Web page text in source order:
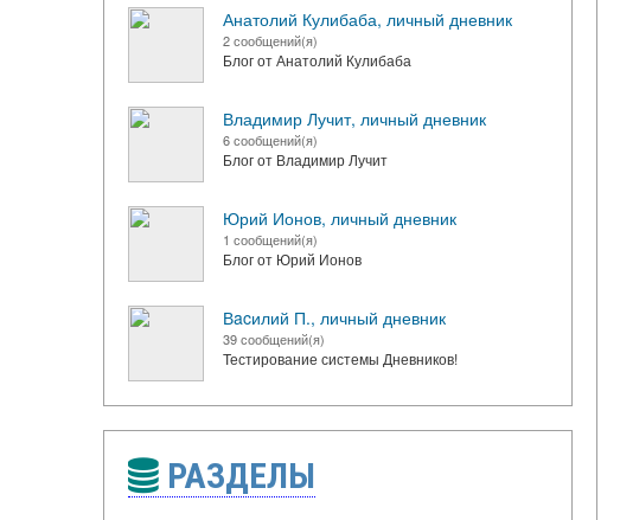
Анатолий Кулибаба, личный дневник
2 сообщений(я)
Блог от Анатолий Кулибаба
Владимир Лучит, личный дневник
6 сообщений(я)
Блог от Владимир Лучит
Юрий Ионов, личный дневник
1 сообщений(я)
Блог от Юрий Ионов
Вacилий П., личный дневник
39 сообщений(я)
Тестирование системы Дневников!
РАЗДЕЛЫ